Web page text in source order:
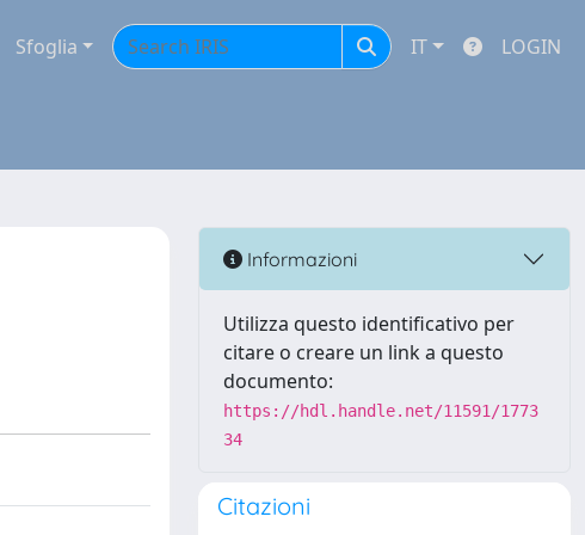
Sfoglia IT LOGIN
Informazioni
Utilizza questo identificativo per
citare o creare un link a questo
documento:
https://hdl.handle.net/11591/1773
34
Citazioni